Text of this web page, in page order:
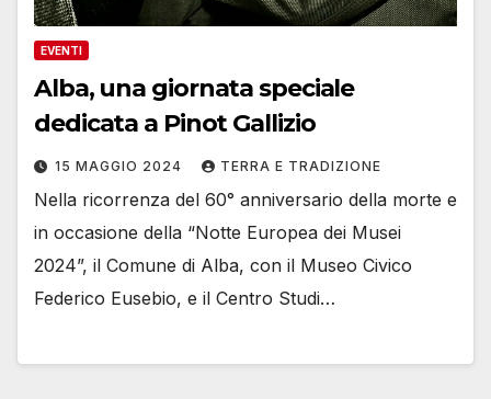
EVENTI
Alba, una giornata speciale
dedicata a Pinot Gallizio
15 MAGGIO 2024 TERRA E TRADIZIONE
Nella ricorrenza del 60° anniversario della morte e
in occasione della “Notte Europea dei Musei
2024”, il Comune di Alba, con il Museo Civico
Federico Eusebio, e il Centro Studi…